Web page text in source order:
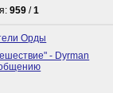
959 /1
Орды
- Dyrman